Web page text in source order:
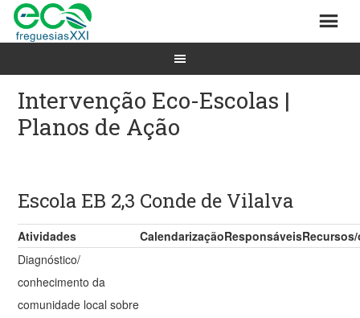
Intervenção Eco-Escolas |
Planos de Ação
Escola EB 2,3 Conde de Vilalva
Atividades CalendarizaçãoResponsáveis
Diagnóstico/
conhecimento da
comunidade local sobre